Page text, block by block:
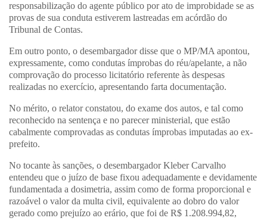
responsabilização do agente público por ato de improbidade se as
provas de sua conduta estiverem lastreadas em acórdão do
Tribunal de Contas.
Em outro ponto, o desembargador disse que o MP/MA apontou,
expressamente, como condutas ímprobas do réu/apelante, a não
comprovação do processo licitatório referente às despesas
realizadas no exercício, apresentando farta documentação.
No mérito, o relator constatou, do exame dos autos, e tal como
reconhecido na sentença e no parecer ministerial, que estão
cabalmente comprovadas as condutas ímprobas imputadas ao ex-
prefeito.
No tocante às sanções, o desembargador Kleber Carvalho
entendeu que o juízo de base fixou adequadamente e devidamente
fundamentada a dosimetria, assim como de forma proporcional e
razoável o valor da multa civil, equivalente ao dobro do valor
gerado como prejuízo ao erário, que foi de R$ 1.208.994,82,